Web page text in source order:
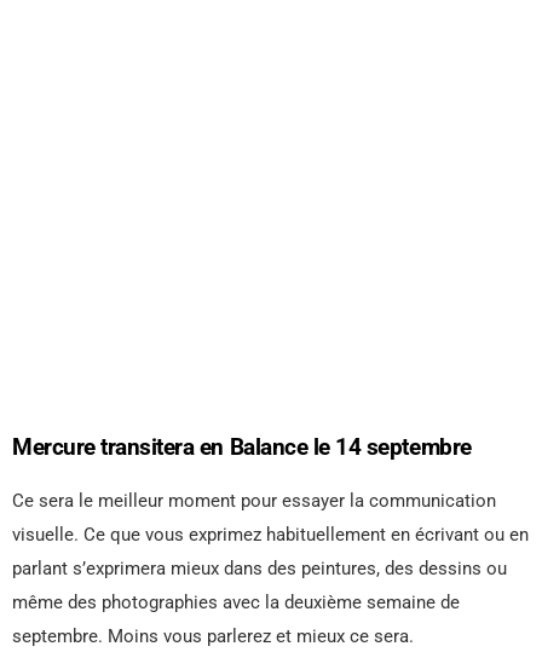
Mercure transitera en Balance le 14 septembre
Ce sera le meilleur moment pour essayer la communication
visuelle. Ce que vous exprimez habituellement en écrivant ou en
parlant s’exprimera mieux dans des peintures, des dessins ou
même des photographies avec la deuxième semaine de
septembre. Moins vous parlerez et mieux ce sera.